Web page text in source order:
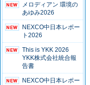
メロディアン 環境の
あゆみ2026
NEXCO中日本レポー
ト2026
This is YKK 2026
YKK株式会社統合報
告書
NEXCO中日本レポー